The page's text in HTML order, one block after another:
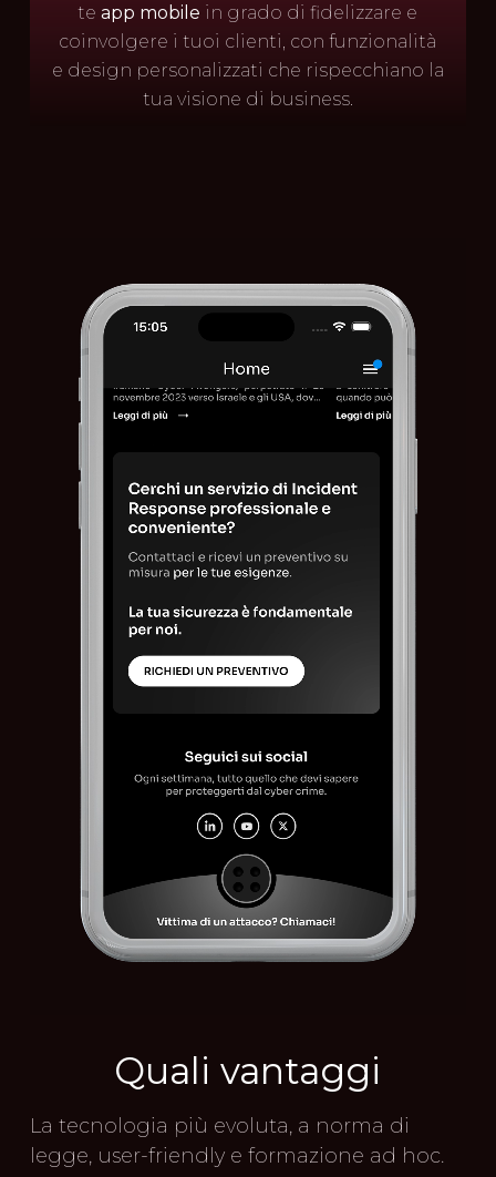
teapp mobile in grado di fidelizzare e
coinvolgere i tuoi clienti, con funzionalità
e design personalizzati che rispecchiano la
tua visione di business.
Quali vantaggi
La tecnologia più evoluta, a norma di
legge, user-friendly e formazione ad hoc.